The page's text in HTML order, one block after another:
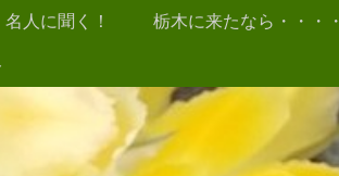
名人に聞く！ 栃木に来たなら・・・・